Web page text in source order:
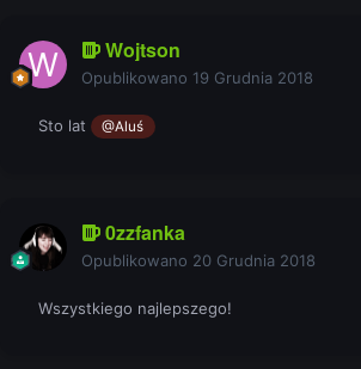
Wojtson
Opublikowano 19 Grudnia 2018
Sto lat @Aluś
0zzfanka
Opublikowano 20 Grudnia 2018
Wszystkiego najlepszego!